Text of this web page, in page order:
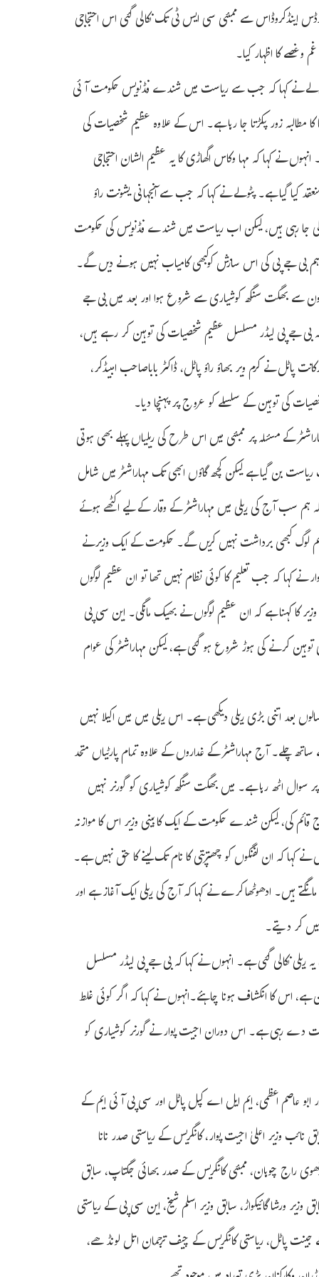
اینڈکروڈاس سے ممبئی سی ایس ٹی تک نکالی گئی اس احتجاجی
کا اظہار کیا۔
نے کہا کہ جب سے ریاست میں شندے فڈنویس حکومت آئی
مطالبہ زور پکڑتا جا رہا ہے۔ اس کے علاوہ عظیم شخصیات کی
نے کہا کہ مہا وکاس اگھاڑی کا یہ عظیم الشان احتجاجی
کیا گیا ہے۔ پٹولے نے کہا کہ جب سے آنجہانی یشونت راؤ
کی جا رہی ہیں، لیکن اب ریاست میں شندے فڈنویس کی حکومت
بی جے پی کی اس سازش کوکبھی کامیاب نہیں ہونے دیں گے۔
سے بھگت سنگھ کوشیاری سے شروع ہوا اور بعد میں بی جے
جے پی لیڈر مسلسل عظیم شخصیات کی توہین کر رہے ہیں،
پاٹل نے کرم ویر بھاؤ راؤ پاٹل، ڈاکٹر باباصاحب امبیڈکر،
کی توہین کے سلسلے کو عروج پر پہنچا دیا۔
کے مسئلہ پر ممبئی میں اس طرح کی ریلیاں پہلے بھی ہوتی
بن گیا ہے لیکن کچھ گاؤں ابھی تک مہاراشٹر میں شامل
سب آج کی ریلی میں مہاراشٹر کے وقار کے لیے اکٹھے ہوئے
ہم لوگ کبھی برداشت نہیں کریں گے۔ حکومت کے ایک وزیرنے
نے کہا کہ جب تعلیم کا کوئی نظام نہیں تھا تو ان عظیم لوگوں
کہنا ہے کہ ان عظیم لوگوں نے بھیک مانگی۔ این سی پی
کرنے کی ہوڑ شروع ہو گئی ہے، لیکن مہاراشٹر کی عوام
بعد اتنی بڑی ریلی دیکھی ہے۔ اس ریلی میں میں اکیلا نہیں
چلے۔ آج مہاراشٹر کے غداروں کے علاوہ تمام پارٹیاں متحد
اٹھ رہا ہے۔ میں بھگت سنگھ کوشیاری کو گورنر نہیں
کی، لیکن شندے حکومت کے ایک کابینی وزیر اس کا موازنہ
کہ ان لفنگوں کو چھترپتی کا نام تک لینے کا حق نہیں ہے۔
ہیں۔ ادھوٹھاکرے نے کہا کہ آج کی ریلی ایک آغاز ہے اور
کر دیتے۔
ریلی نکالی گئی ہے۔ انہوں نے کہا کہ بی جے پی لیڈر مسلسل
اس کا انکشاف ہونا چاہئے۔انہوں نے کہا کہ اگر کوئی غلط
دے رہی ہے۔ اس دوران اجیت پوار نے گورنر کوشیاری کو
عاصم اعظمی، ایم ایل اے کپل پاٹل اور سی پی آئی ایم کے
وزیر اعلیٰ اجیت پوار، کانگریس کے ریاستی صدر نانا
راج چوہان، ممبئی کانگریس کے صدر بھائی جگتاپ، سابق
ورشا گائیکواڑ، سابق وزیر اسلم شیخ، این سی پی کے ریاستی
پاٹل، ریاستی کانگریس کے چیف ترجمان اتل لونڈھے،